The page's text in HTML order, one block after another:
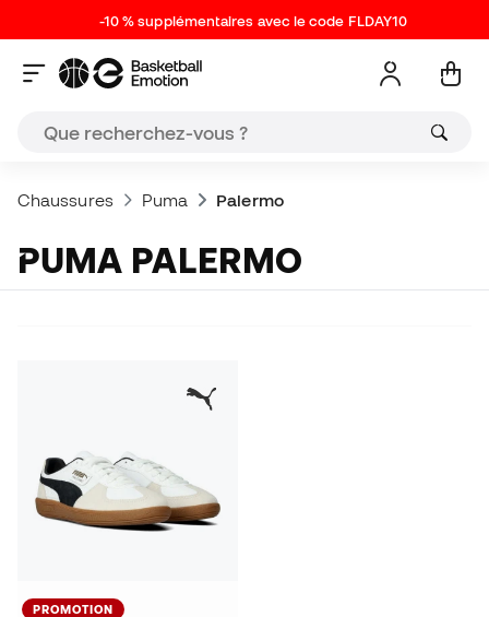
-10 % supplémentaires avec le code FLDAY10
Chaussures Puma Palermo
PUMA PALERMO
PROMOTION